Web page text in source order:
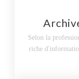
Selon la
riche